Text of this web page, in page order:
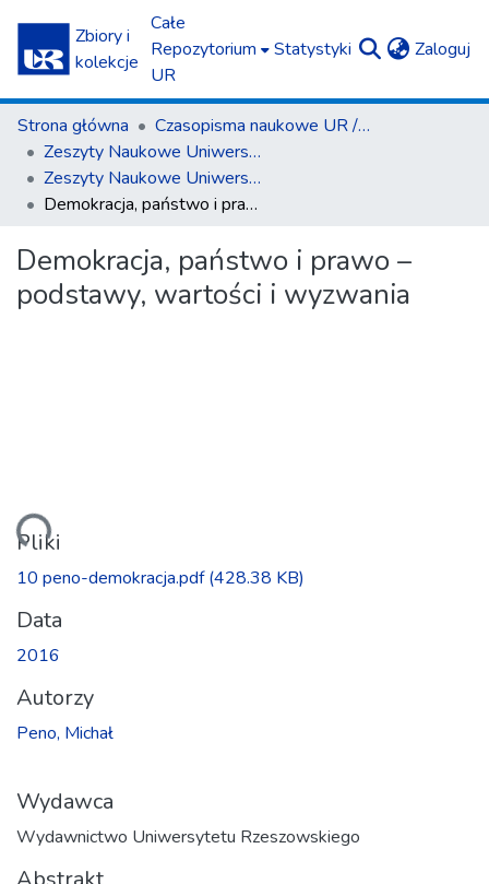
Zbiory i
kolekcje
Całe
Repozytorium
UR
Statystyki Zaloguj
Strona główna
Czasopisma naukowe UR / Scientific Journals
Zeszyty Naukowe Uniwersytetu Rzeszowskiego. Seria Prawnicza. Prawo
Zeszyty Naukowe Uniwersytetu Rzeszowskiego. Seria Prawnicza. Prawo 19 (2016)
Demokracja, państwo i prawo – podstawy, wartości i wyzwania
Demokracja, państwo i prawo –
podstawy, wartości i wyzwania
Pliki
10 peno-demokracja.pdf(428.38 KB)
Data
2016
Autorzy
Peno, Michał
Wydawca
Wydawnictwo Uniwersytetu Rzeszowskiego